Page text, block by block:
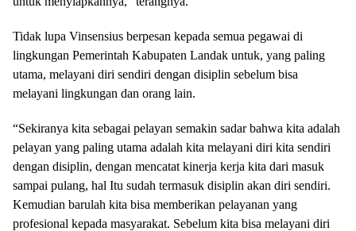
Tidak lupa Vinsensius berpesan kepada semua pegawai di
lingkungan Pemerintah Kabupaten Landak untuk, yang paling
utama, melayani diri sendiri dengan disiplin sebelum bisa
melayani lingkungan dan orang lain.
“Sekiranya kita sebagai pelayan semakin sadar bahwa kita adalah
pelayan yang paling utama adalah kita melayani diri kita sendiri
dengan disiplin, dengan mencatat kinerja kerja kita dari masuk
sampai pulang, hal Itu sudah termasuk disiplin akan diri sendiri.
Kemudian barulah kita bisa memberikan pelayanan yang
profesional kepada masyarakat. Sebelum kita bisa melayani diri